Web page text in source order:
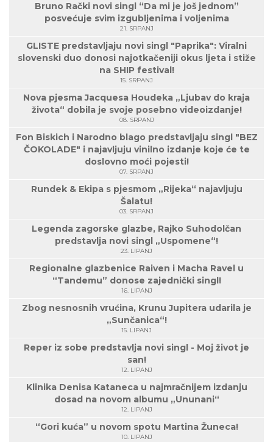
Bruno Rački novi singl “Da mi je još jednom”
posvećuje svim izgubljenima i voljenima
21. SRPANJ
GLISTE predstavljaju novi singl "Paprika": Viralni
slovenski duo donosi najotkačeniji okus ljeta i stiže
na SHIP festival!
15. SRPANJ
Nova pjesma Jacquesa Houdeka „Ljubav do kraja
života“ dobila je svoje posebno videoizdanje!
08. SRPANJ
Fon Biskich i Narodno blago predstavljaju singl "BEZ
ČOKOLADE" i najavljuju vinilno izdanje koje će te
doslovno moći pojesti!
07. SRPANJ
Rundek & Ekipa s pjesmom „Rijeka“ najavljuju
Šalatu!
03. SRPANJ
Legenda zagorske glazbe, Rajko Suhodolčan
predstavlja novi singl „Uspomene“!
23. LIPANJ
Regionalne glazbenice Raiven i Macha Ravel u
“Tandemu” donose zajednički singl!
16. LIPANJ
Zbog nesnosnih vrućina, Krunu Jupitera udarila je
„Sunčanica“!
15. LIPANJ
Reper iz sobe predstavlja novi singl - Moj život je
san!
12. LIPANJ
Klinika Denisa Kataneca u najmračnijem izdanju
dosad na novom albumu „Ununani“
12. LIPANJ
“Gori kuća” u novom spotu Martina Žuneca!
10. LIPANJ